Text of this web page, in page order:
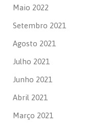
Maio 2022
Setembro 2021
Agosto 2021
Julho 2021
Junho 2021
Abril 2021
Março 2021